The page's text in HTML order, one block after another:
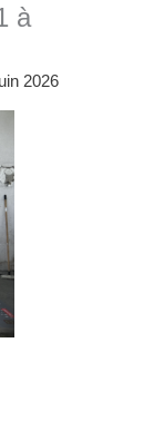
à
2026